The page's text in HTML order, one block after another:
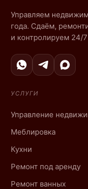
Управляем
года. Сдаём,
и контролируем 24/
УСЛУГИ
Управление
Меблировка
Кухни
Ремонт под аренду
Ремонт ванных